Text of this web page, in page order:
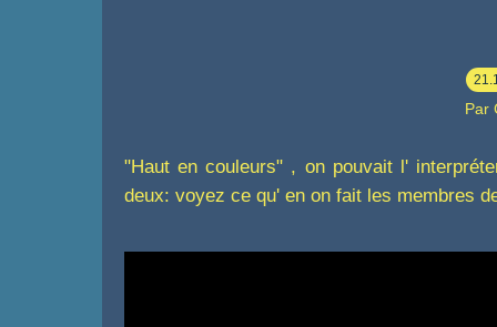
Par
"Haut en couleurs" , on pouvait l'
deux: voyez ce qu' en on fait les membres